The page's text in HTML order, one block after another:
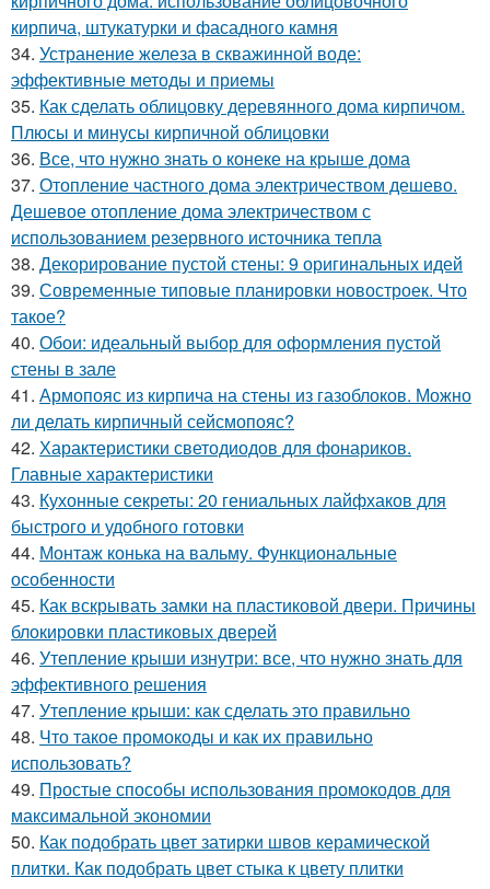
кирпича, штукатурки и фасадного камня
34. Устранение железа в скважинной воде:
эффективные методы и приемы
35. Как сделать облицовку деревянного дома кирпичом.
Плюсы и минусы кирпичной облицовки
36. Все, что нужно знать о конеке на крыше дома
37. Отопление частного дома электричеством дешево.
Дешевое отопление дома электричеством с
использованием резервного источника тепла
38. Декорирование пустой стены: 9 оригинальных идей
39. Современные типовые планировки новостроек. Что
такое?
40. Обои: идеальный выбор для оформления пустой
стены в зале
41. Армопояс из кирпича на стены из газоблоков. Можно
ли делать кирпичный сейсмопояс?
42. Характеристики светодиодов для фонариков.
Главные характеристики
43. Кухонные секреты: 20 гениальных лайфхаков для
быстрого и удобного готовки
44. Монтаж конька на вальму. Функциональные
особенности
45. Как вскрывать замки на пластиковой двери. Причины
блокировки пластиковых дверей
46. Утепление крыши изнутри: все, что нужно знать для
эффективного решения
47. Утепление крыши: как сделать это правильно
48. Что такое промокоды и как их правильно
использовать?
49. Простые способы использования промокодов для
максимальной экономии
50. Как подобрать цвет затирки швов керамической
плитки. Как подобрать цвет стыка к цвету плитки